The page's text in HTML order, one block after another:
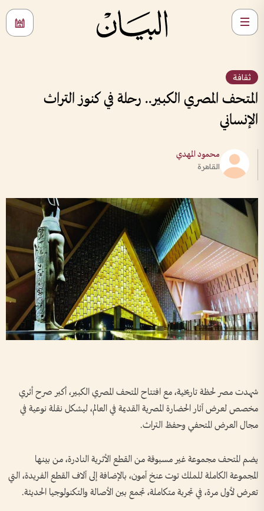
ثقافة
المتحف المصري الكبير.. رحلة في كنوز التراث
الإنساني
محمود المهدي
القاهرة
شهدت مصر لحظة تاريخية، مع افتتاح المتحف المصري الكبير، أكبر صرح أثري
مخصص لعرض آثار الحضارة المصرية القديمة في العالم، ليشكل نقلة نوعية في
مجال العرض المتحفي وحفظ التراث.
يضم المتحف مجموعة غير مسبوقة من القطع الأثرية النادرة، من بينها
المجموعة الكاملة للملك توت عنخ آمون، بالإضافة إلى آلاف القطع الفريدة، التي
تعرض لأول مرة، في تجربة متكاملة، تجمع بين الأصالة والتكنولوجيا الحديثة.